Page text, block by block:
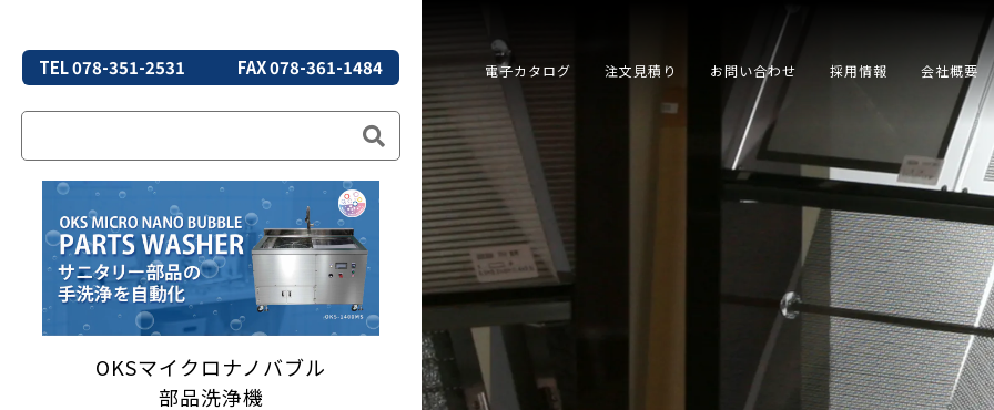
TEL 078-351-2531 FAX 078-361-1484
OKSマイクロナノバブル
部品洗浄機
電子カタログ 注文見積り お問い合わせ 採用情報 会社概要